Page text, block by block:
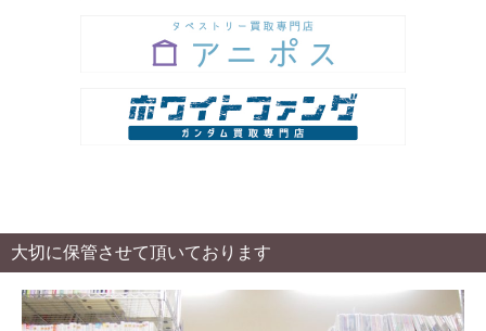
大切に保管させて頂いております